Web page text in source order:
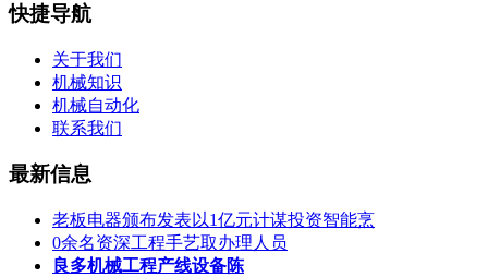
快捷导航
关于我们
机械知识
机械自动化
联系我们
最新信息
老板电器颁布发表以1亿元计谋投资智能烹
0余名资深工程手艺取办理人员
良多机械工程产线设备陈